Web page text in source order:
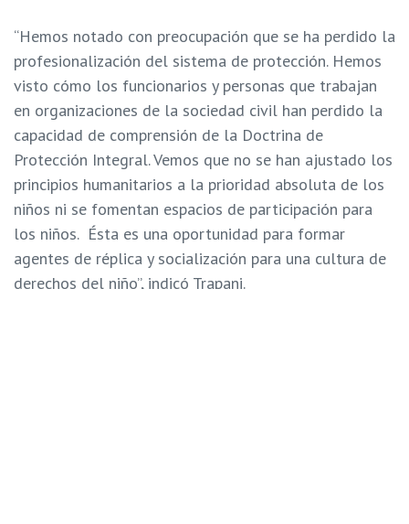
“Hemos notado con preocupación que se ha perdido la
profesionalización del sistema de protección. Hemos
visto cómo los funcionarios y personas que trabajan
en organizaciones de la sociedad civil han perdido la
capacidad de comprensión de la Doctrina de
Protección Integral. Vemos que no se han ajustado los
principios humanitarios a la prioridad absoluta de los
niños ni se fomentan espacios de participación para
los niños. Ésta es una oportunidad para formar
agentes de réplica y socialización para una cultura de
derechos del niño”, indicó Trapani.